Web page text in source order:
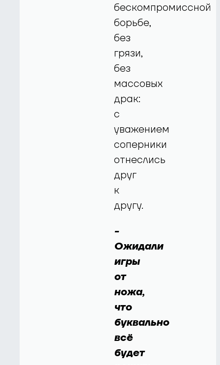
бескомпромиссной
борьбе,
без
грязи,
без
массовых
драк:
с
уважением
соперники
отнеслись
друг
к
другу.
-
Ожидали
игры
от
ножа,
что
буквально
всё
будет